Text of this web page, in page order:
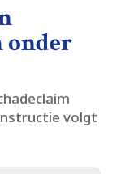
onder
volgt